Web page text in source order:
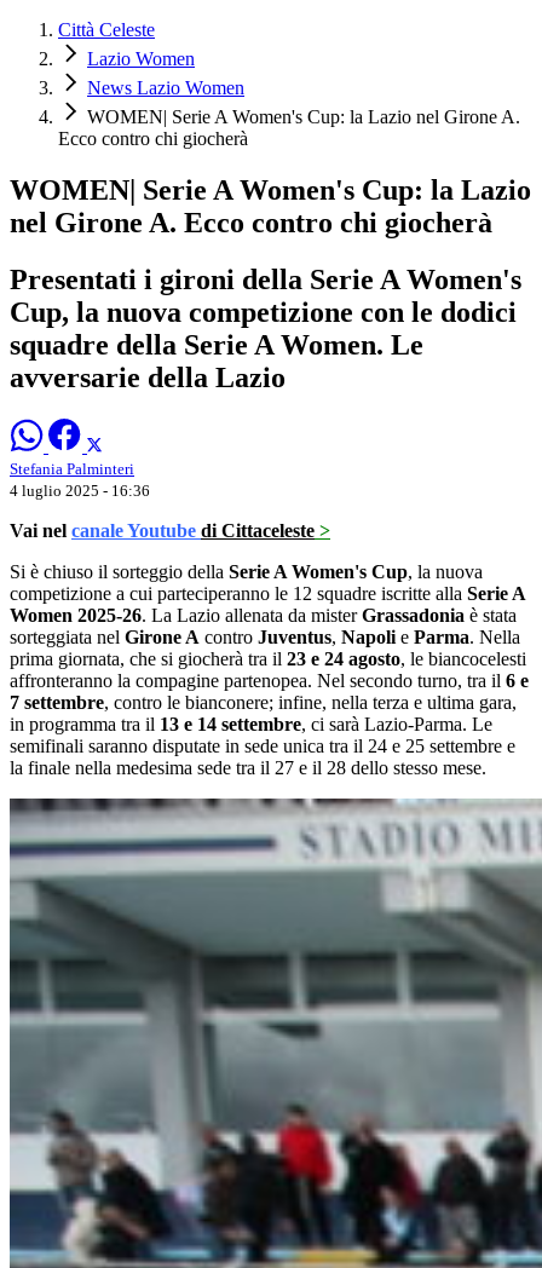
Città Celeste
Lazio Women
News Lazio Women
WOMEN| Serie A Women's Cup: la Lazio nel Girone A.
Ecco contro chi giocherà
WOMEN| Serie A Women's Cup: la Lazio
nel Girone A. Ecco contro chi giocherà
Presentati i gironi della Serie A Women's
Cup, la nuova competizione con le dodici
squadre della Serie A Women. Le
avversarie della Lazio
Stefania Palminteri
4 luglio 2025 - 16:36
Vai nel canale Youtube di Cittaceleste >
Si è chiuso il sorteggio della Serie A Women's Cup, la nuova
competizione a cui parteciperanno le 12 squadre iscritte alla Serie A
Women 2025-26. La Lazio allenata da misterGrassadonia è stata
sorteggiata nel Girone A contro Juventus, Napoli e Parma. Nella
prima giornata, che si giocherà tra il 23 e 24 agosto, le biancocelesti
affronteranno la compagine partenopea. Nel secondo turno, tra il 6 e
7 settembre, contro le bianconere; infine, nella terza e ultima gara,
in programma tra il 13 e 14 settembre, ci sarà Lazio-Parma. Le
semifinali saranno disputate in sede unica tra il 24 e 25 settembre e
la finale nella medesima sede tra il 27 e il 28 dello stesso mese.